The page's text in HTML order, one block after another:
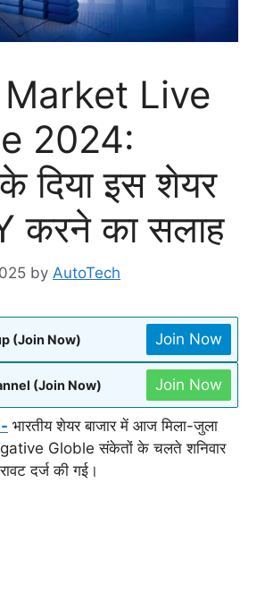
Live
2024:
के दिया इस शेयर
करने का सलाह
by AutoTech
(Join Now) Join Now
(Join Now) Join Now
भारतीय शेयर बाजार में आज मिला-जुला
Globle संकेतों के चलते शनिवार
दर्ज की गई।